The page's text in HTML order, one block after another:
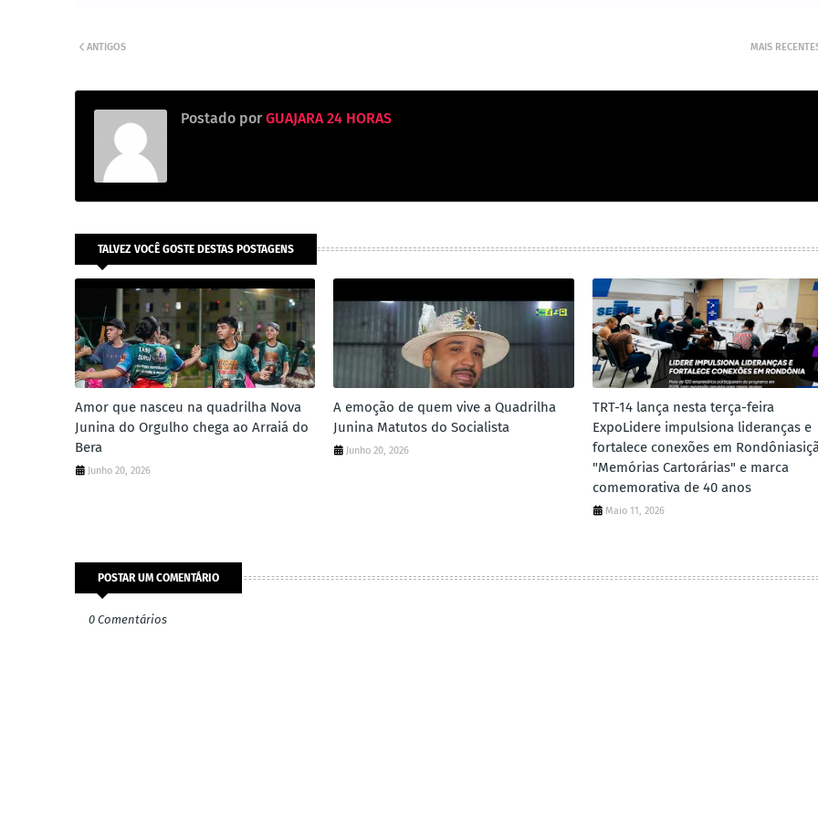
MAIS
ANTIGOS
Postado por GUAJARA 24 HORAS
TALVEZ VOCÊ GOSTE DESTAS POSTAGENS
Amor que nasceu na quadrilha Nova
Junina do Orgulho chega ao Arraiá do
Bera
Junho 20, 2026
A emoção de quem vive a Quadrilha
Junina Matutos do Socialista
Junho 20, 2026
TRT-14 lança nesta terça-feira
ExpoLidere impulsiona lideranças e
fortalece conexões em
"Memórias Cartorárias" e marca
comemorativa de 40 anos
Maio 11, 2026
POSTAR UM COMENTÁRIO
0 Comentários